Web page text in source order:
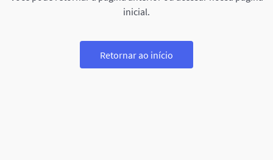
inicial.
Retornar ao início